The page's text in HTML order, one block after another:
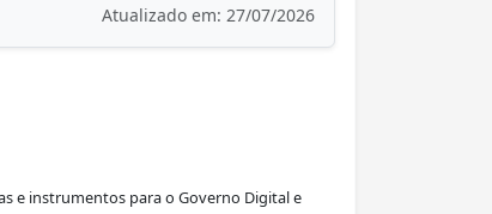
Atualizado em: 27/07/2026
e instrumentos para o Governo Digital e